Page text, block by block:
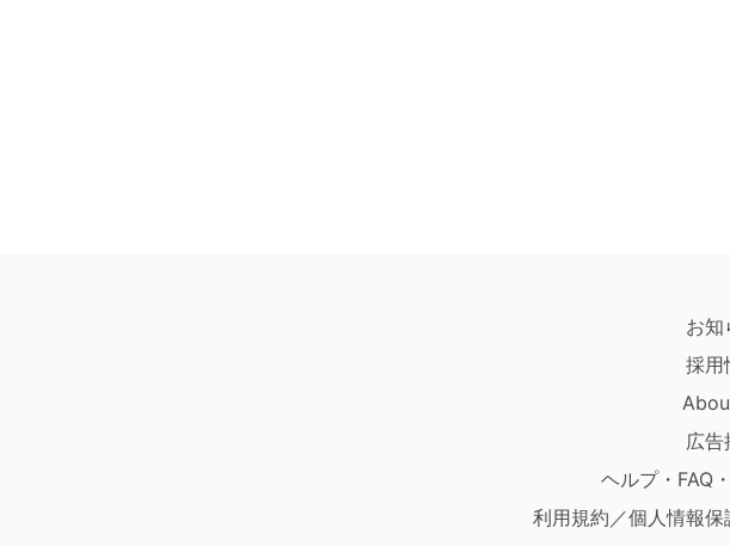
お知
採用
広告
ヘルプ・FAQ
利用規約／個人情報